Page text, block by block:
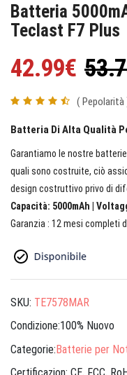
Batteria
Teclast F7 Plus
42.99€
( Pepolarità
Batteria Di Alta Qualità
Garantiamo le nostre
quali sono costruite, ciò
design costruttivo privo di
Capacità: 5000mAh |
Garanzia : 12 mesi completi
SKU: TE7578MAR
Condizione:100% Nuovo
Categorie:Batterie per